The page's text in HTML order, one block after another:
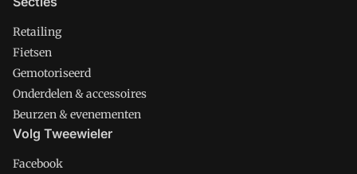
Retailing
Fietsen
Gemotoriseerd
Onderdelen & accessoires
Beurzen & evenementen
Volg Tweewieler
Facebook